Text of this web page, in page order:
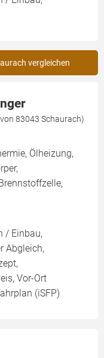
vergleichen
83043 Schaurach)
Ölheizung,
/ Einbau,
Abgleich,
Vor-Ort
(iSFP)